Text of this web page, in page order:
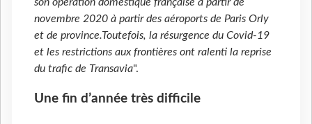
novembre 2020 à partir des aéroports de Paris Orly
et de province.Toutefois, la résurgence du Covid-19
et les restrictions aux frontières ont ralenti la reprise
du trafic de Transavia".
Une fin d’année très difficile